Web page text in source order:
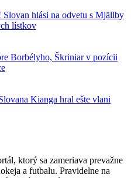
hlási na odvetu s Mjällby
lístkov
Borbélyho, Škriniar v pozícii
Kianga hral ešte vlani
ktorý sa zameriava prevažne
a futbalu. Pravidelne na